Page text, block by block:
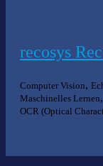
recosys
Computer Vision,
Maschinelles Lernen,
OCR (Optical